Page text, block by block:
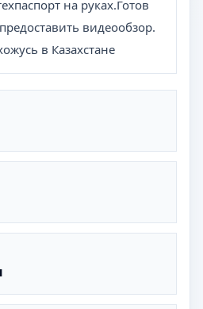
на руках.Готов
видеообзор.
в Казахстане